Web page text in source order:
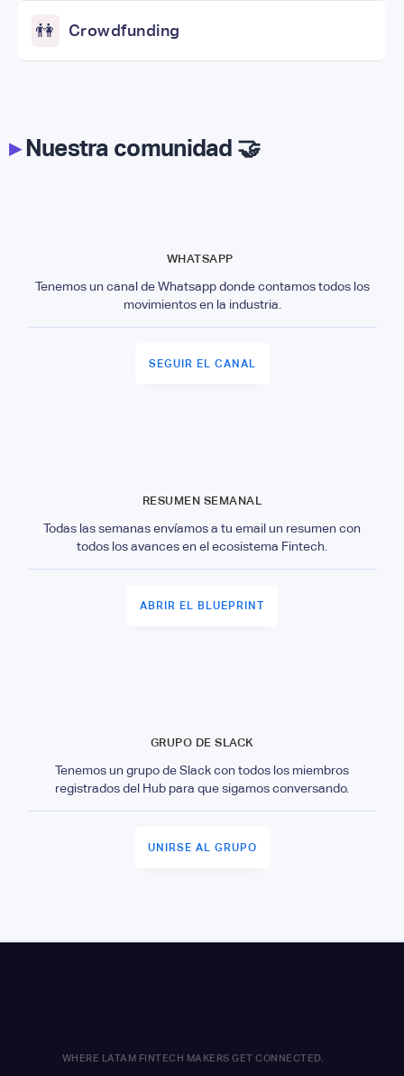
👫 Crowdfunding
▸Nuestra comunidad 🤝
WHATSAPP
Tenemos un canal de Whatsapp donde contamos todos los
movimientos en la industria.
SEGUIR EL CANAL
RESUMEN SEMANAL
Todas las semanas envíamos a tu email un resumen con
todos los avances en el ecosistema Fintech.
ABRIR EL BLUEPRINT
GRUPO DE SLACK
Tenemos un grupo de Slack con todos los miembros
registrados del Hub para que sigamos conversando.
UNIRSE AL GRUPO
WHERE LATAM FINTECH MAKERS GET CONNECTED.